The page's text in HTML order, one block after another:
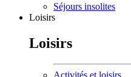
Séjours insolites
Loisirs
Loisirs
Activités et loisirs